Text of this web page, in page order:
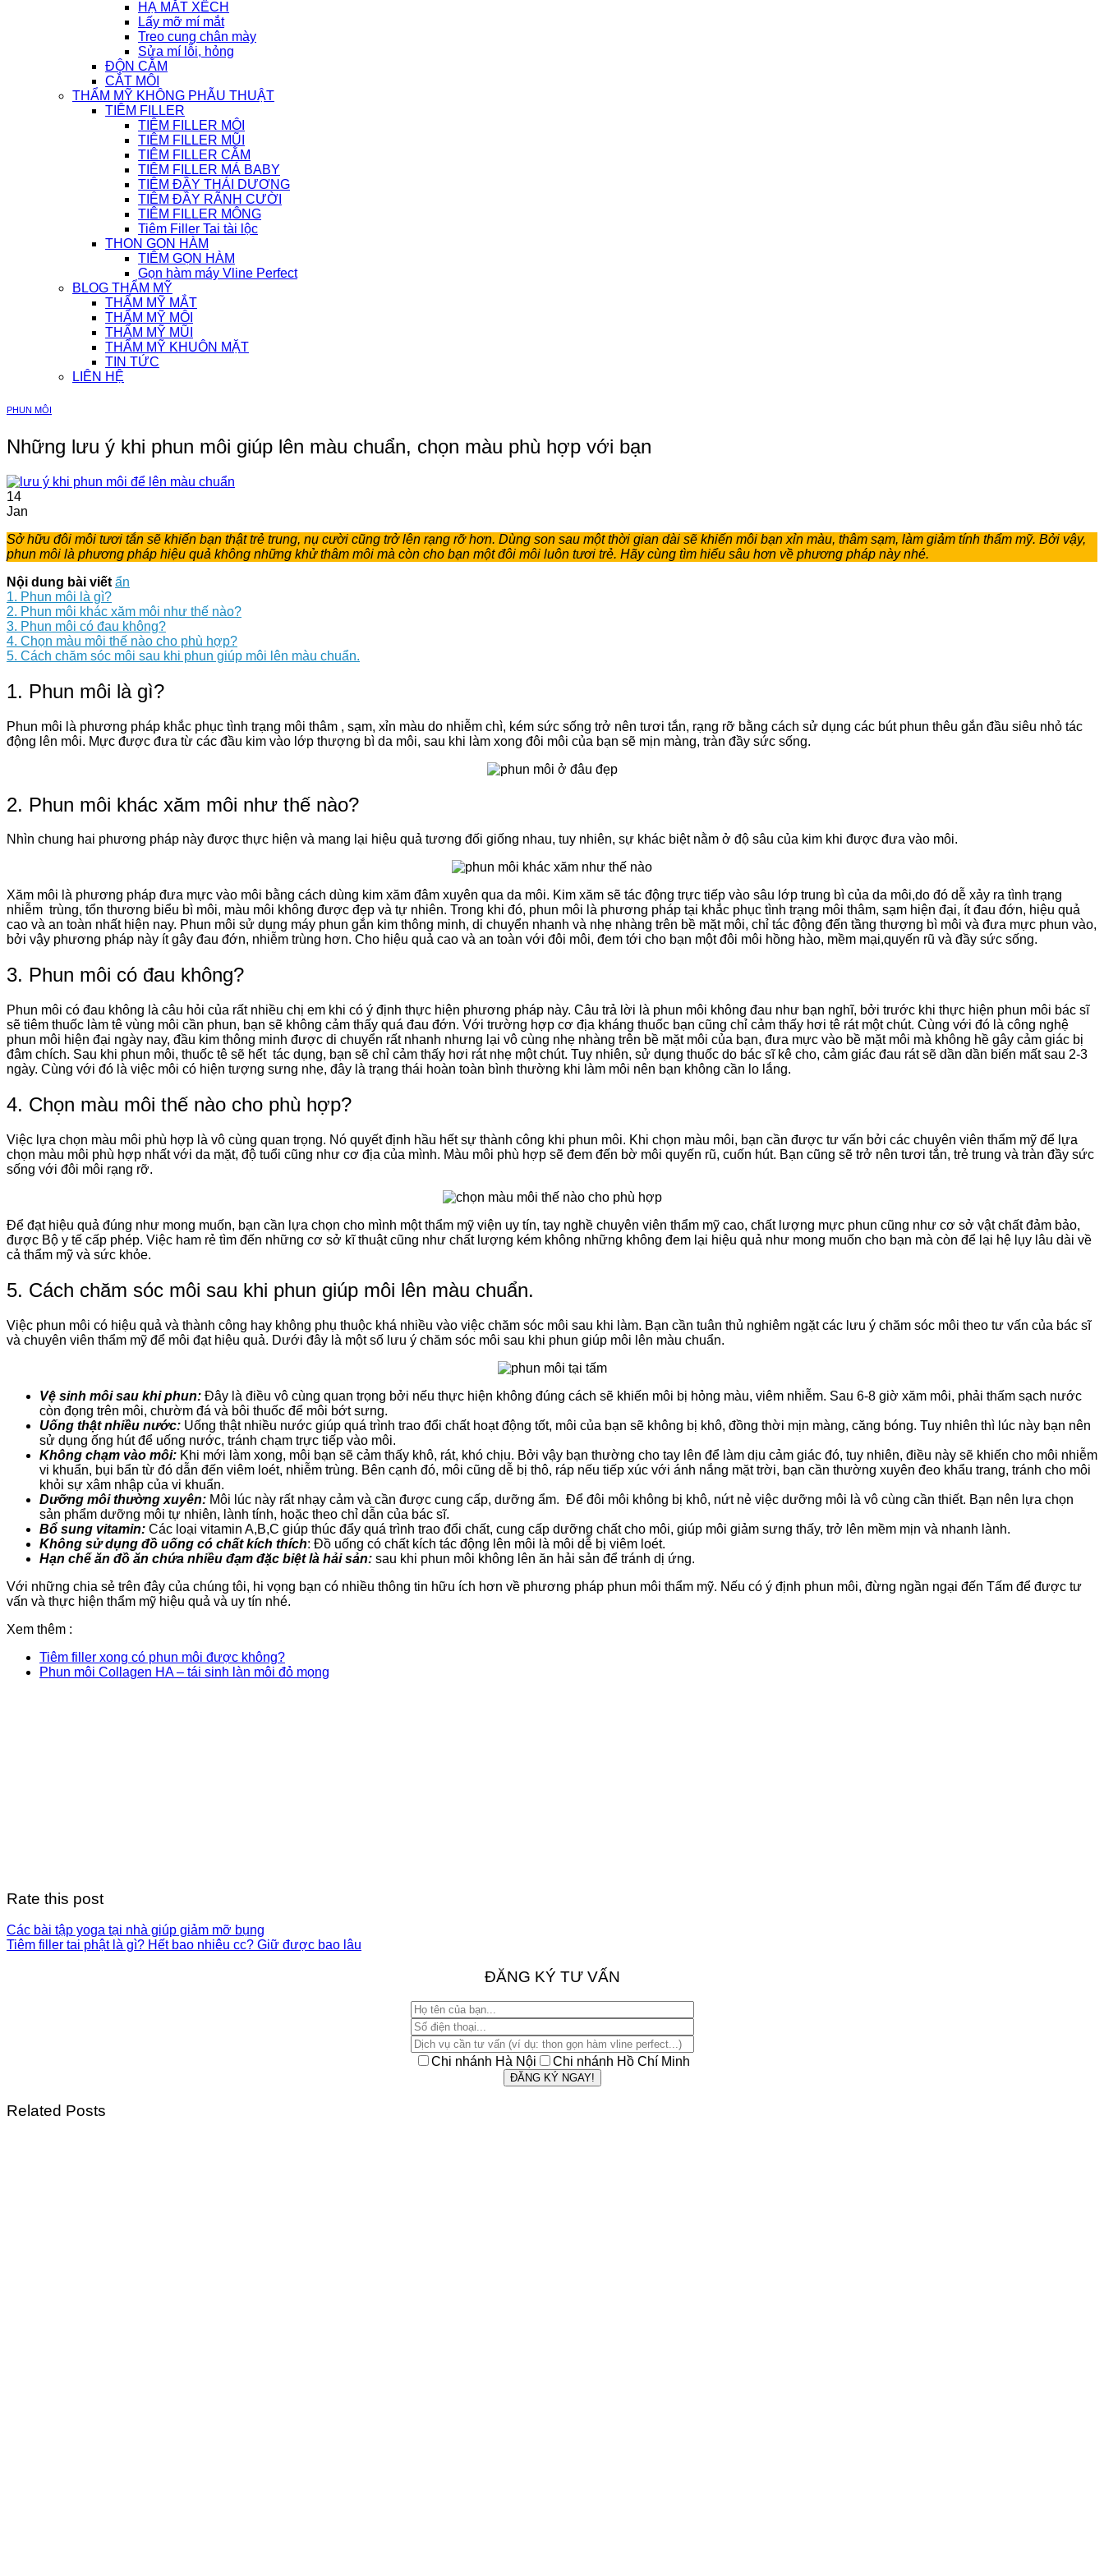
HẠ MẮT XẾCH
Lấy mỡ mí mắt
Treo cung chân mày
Sửa mí lỗi, hỏng
ĐỘN CẰM
CẮT MÔI
THẨM MỸ KHÔNG PHẪU THUẬT
TIÊM FILLER
TIÊM FILLER MÔI
TIÊM FILLER MŨI
TIÊM FILLER CẰM
TIÊM FILLER MÁ BABY
TIÊM ĐẦY THÁI DƯƠNG
TIÊM ĐẦY RÃNH CƯỜI
TIÊM FILLER MÔNG
Tiêm Filler Tai tài lộc
THON GỌN HÀM
TIÊM GỌN HÀM
Gọn hàm máy Vline Perfect
BLOG THẨM MỸ
THẨM MỸ MẮT
THẨM MỸ MÔI
THẨM MỸ MŨI
THẨM MỸ KHUÔN MẶT
TIN TỨC
LIÊN HỆ
PHUN MÔI
Những lưu ý khi phun môi giúp lên màu chuẩn, chọn màu phù hợp với bạn
14
Jan
Sở hữu đôi môi tươi tắn sẽ khiến bạn thật trẻ trung, nụ cười cũng trở lên rạng rỡ hơn. Dùng son sau một thời gian dài sẽ khiến môi bạn xỉn màu, thâm sạm, làm giảm tính thẩm mỹ. Bởi vậy,
phun môi là phương pháp hiệu quả không những khử thâm môi mà còn cho bạn một đôi môi luôn tươi trẻ. Hãy cùng tìm hiểu sâu hơn về phương pháp này nhé.
Nội dung bài viết ẩn
1. Phun môi là gì?
2. Phun môi khác xăm môi như thế nào?
3. Phun môi có đau không?
4. Chọn màu môi thế nào cho phù hợp?
5. Cách chăm sóc môi sau khi phun giúp môi lên màu chuẩn.
1. Phun môi là gì?
Phun môi là phương pháp khắc phục tình trạng môi thâm , sạm, xỉn màu do nhiễm chì, kém sức sống trở nên tươi tắn, rạng rỡ bằng cách sử dụng các bút phun thêu gắn đầu siêu nhỏ tác
động lên môi. Mực được đưa từ các đầu kim vào lớp thượng bì da môi, sau khi làm xong đôi môi của bạn sẽ mịn màng, tràn đầy sức sống.
2. Phun môi khác xăm môi như thế nào?
Nhìn chung hai phương pháp này được thực hiện và mang lại hiệu quả tương đối giống nhau, tuy nhiên, sự khác biệt nằm ở độ sâu của kim khi được đưa vào môi.
Xăm môi là phương pháp đưa mực vào môi bằng cách dùng kim xăm đâm xuyên qua da môi. Kim xăm sẽ tác động trực tiếp vào sâu lớp trung bì của da môi,do đó dễ xảy ra tình trạng
nhiễm trùng, tổn thương biểu bì môi, màu môi không được đẹp và tự nhiên. Trong khi đó, phun môi là phương pháp tại khắc phục tình trạng môi thâm, sạm hiện đại, ít đau đớn, hiệu quả
cao và an toàn nhất hiện nay. Phun môi sử dụng máy phun gắn kim thông minh, di chuyển nhanh và nhẹ nhàng trên bề mặt môi, chỉ tác động đến tầng thượng bì môi và đưa mực phun vào,
bởi vậy phương pháp này ít gây đau đớn, nhiễm trùng hơn. Cho hiệu quả cao và an toàn với đôi môi, đem tới cho bạn một đôi môi hồng hào, mềm mại,quyến rũ và đầy sức sống.
3. Phun môi có đau không?
Phun môi có đau không là câu hỏi của rất nhiều chị em khi có ý định thực hiện phương pháp này. Câu trả lời là phun môi không đau như bạn nghĩ, bởi trước khi thực hiện phun môi bác sĩ
sẽ tiêm thuốc làm tê vùng môi cần phun, bạn sẽ không cảm thấy quá đau đớn. Với trường hợp cơ địa kháng thuốc bạn cũng chỉ cảm thấy hơi tê rát một chút. Cùng với đó là công nghệ
phun môi hiện đại ngày nay, đầu kim thông minh được di chuyển rất nhanh nhưng lại vô cùng nhẹ nhàng trên bề mặt môi của bạn, đưa mực vào bề mặt môi mà không hề gây cảm giác bị
đâm chích. Sau khi phun môi, thuốc tê sẽ hết tác dụng, bạn sẽ chỉ cảm thấy hơi rát nhẹ một chút. Tuy nhiên, sử dụng thuốc do bác sĩ kê cho, cảm giác đau rát sẽ dần dần biến mất sau 2-3
ngày. Cùng với đó là việc môi có hiện tượng sưng nhẹ, đây là trạng thái hoàn toàn bình thường khi làm môi nên bạn không cần lo lắng.
4. Chọn màu môi thế nào cho phù hợp?
Việc lựa chọn màu môi phù hợp là vô cùng quan trọng. Nó quyết định hầu hết sự thành công khi phun môi. Khi chọn màu môi, bạn cần được tư vấn bởi các chuyên viên thẩm mỹ để lựa
chọn màu môi phù hợp nhất với da mặt, độ tuổi cũng như cơ địa của mình. Màu môi phù hợp sẽ đem đến bờ môi quyến rũ, cuốn hút. Bạn cũng sẽ trở nên tươi tắn, trẻ trung và tràn đầy sức
sống với đôi môi rạng rỡ.
Để đạt hiệu quả đúng như mong muốn, bạn cần lựa chọn cho mình một thẩm mỹ viện uy tín, tay nghề chuyên viên thẩm mỹ cao, chất lượng mực phun cũng như cơ sở vật chất đảm bảo,
được Bộ y tế cấp phép. Việc ham rẻ tìm đến những cơ sở kĩ thuật cũng như chất lượng kém không những không đem lại hiệu quả như mong muốn cho bạn mà còn để lại hệ lụy lâu dài về
cả thẩm mỹ và sức khỏe.
5. Cách chăm sóc môi sau khi phun giúp môi lên màu chuẩn.
Việc phun môi có hiệu quả và thành công hay không phụ thuộc khá nhiều vào việc chăm sóc môi sau khi làm. Bạn cần tuân thủ nghiêm ngặt các lưu ý chăm sóc môi theo tư vấn của bác sĩ
và chuyên viên thẩm mỹ để môi đạt hiệu quả. Dưới đây là một số lưu ý chăm sóc môi sau khi phun giúp môi lên màu chuẩn.
Vệ sinh môi sau khi phun: Đây là điều vô cùng quan trọng bởi nếu thực hiện không đúng cách sẽ khiến môi bị hỏng màu, viêm nhiễm. Sau 6-8 giờ xăm môi, phải thấm sạch nước
còn đọng trên môi, chườm đá và bôi thuốc để môi bớt sưng.
Uống thật nhiều nước: Uống thật nhiều nước giúp quá trình trao đổi chất hoạt động tốt, môi của bạn sẽ không bị khô, đồng thời mịn màng, căng bóng. Tuy nhiên thì lúc này bạn nên
sử dụng ống hút để uống nước, tránh chạm trực tiếp vào môi.
Không chạm vào môi: Khi mới làm xong, môi bạn sẽ cảm thấy khô, rát, khó chịu. Bởi vậy bạn thường cho tay lên để làm dịu cảm giác đó, tuy nhiên, điều này sẽ khiến cho môi nhiễm
vi khuẩn, bụi bẩn từ đó dẫn đến viêm loét, nhiễm trùng. Bên cạnh đó, môi cũng dễ bị thô, ráp nếu tiếp xúc với ánh nắng mặt trời, bạn cần thường xuyên đeo khẩu trang, tránh cho môi
khỏi sự xâm nhập của vi khuẩn.
Dưỡng môi thường xuyên: Môi lúc này rất nhạy cảm và cần được cung cấp, dưỡng ẩm. Để đôi môi không bị khô, nứt nẻ việc dưỡng môi là vô cùng cần thiết. Bạn nên lựa chọn
sản phẩm dưỡng môi tự nhiên, lành tính, hoặc theo chỉ dẫn của bác sĩ.
Bổ sung vitamin: Các loại vitamin A,B,C giúp thúc đẩy quá trình trao đổi chất, cung cấp dưỡng chất cho môi, giúp môi giảm sưng thấy, trở lên mềm mịn và nhanh lành.
Không sử dụng đồ uống có chất kích thích: Đồ uống có chất kích tác động lên môi là môi dễ bị viêm loét.
Hạn chế ăn đồ ăn chứa nhiều đạm đặc biệt là hải sản: sau khi phun môi không lên ăn hải sản để tránh dị ứng.
Với những chia sẻ trên đây của chúng tôi, hi vọng bạn có nhiều thông tin hữu ích hơn về phương pháp phun môi thẩm mỹ. Nếu có ý định phun môi, đừng ngần ngại đến Tấm để được tư
vấn và thực hiện thẩm mỹ hiệu quả và uy tín nhé.
Xem thêm :
Tiêm filler xong có phun môi được không?
Phun môi Collagen HA – tái sinh làn môi đỏ mọng
Rate this post
Các bài tập yoga tại nhà giúp giảm mỡ bụng
Tiêm filler tai phật là gì? Hết bao nhiêu cc? Giữ được bao lâu
ĐĂNG KÝ TƯ VẤN
Chi nhánh Hà Nội Chi nhánh Hồ Chí Minh
Related Posts